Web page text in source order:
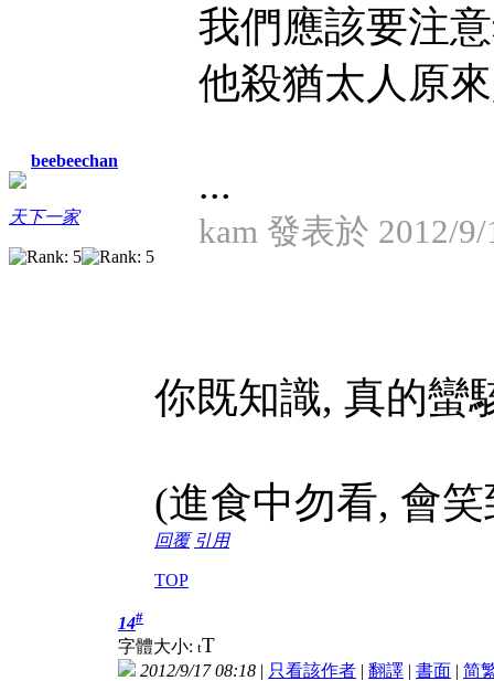
beebeechan
天下一家
我們應該要注
他殺猶太人原
...
kam 發表於 2012/
你既知識, 真的蠻
(進食中勿看, 會
回覆 引用
TOP
14#
字體大小: tT
2012/9/17 08:18 | 只看該作者 | 翻譯 | 書面 | 简